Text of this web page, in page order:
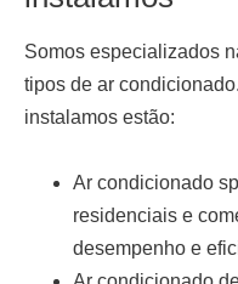
Somos especializados
tipos de ar
instalamos estão:
Ar condicionado
residenciais e
desempenho e